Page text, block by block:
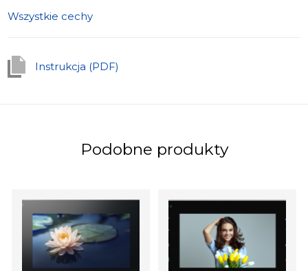
Wszystkie cechy
Instrukcja (PDF)
Podobne produkty